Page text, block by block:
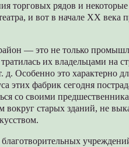
торговых рядов и
и вот в начале XX
— это не только
их владельцами на
Особенно это характерно
этих фабрик сегодня
со своими
вокруг старых зданий, не